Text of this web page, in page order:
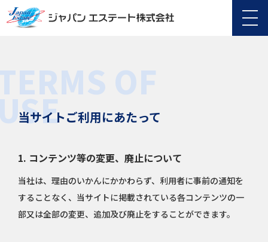
OF
当サイトご利用にあたって
1. コンテンツ等の変更、廃止について
当社は、理由のいかんにかかわらず、利用者に事前の通知を
することなく、当サイトに掲載されている各コンテンツの一
部又は全部の変更、追加及び廃止をすることができます。